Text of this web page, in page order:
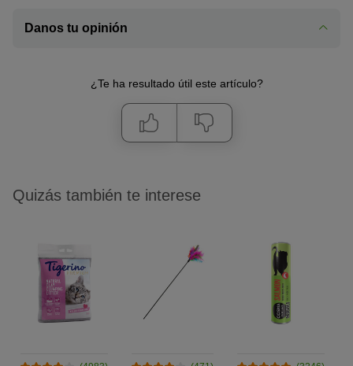
Danos tu opinión
¿Te ha resultado útil este artículo?
Quizás también te interese